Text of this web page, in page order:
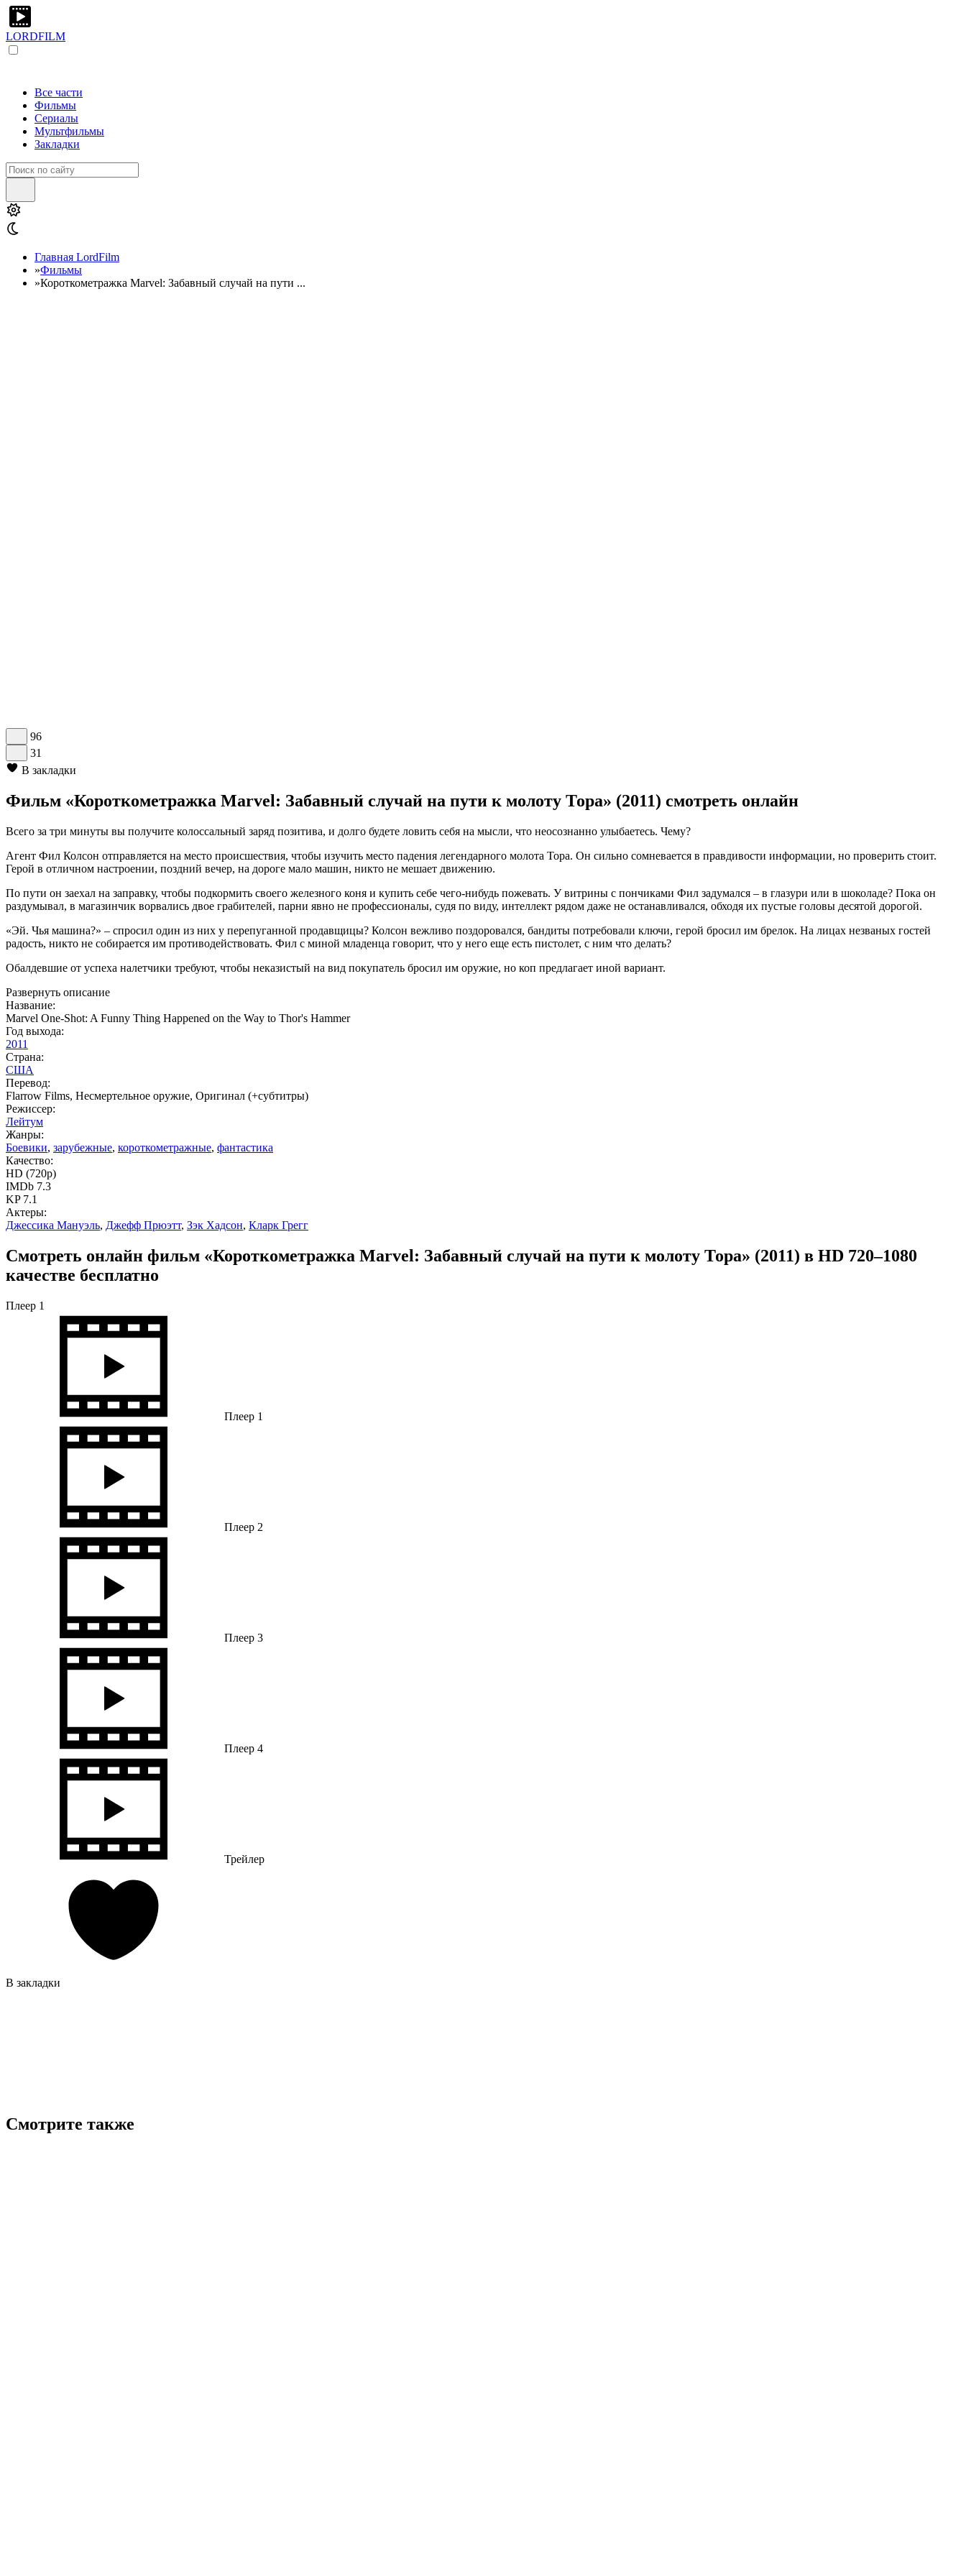
LORDFILM
Все части
Фильмы
Сериалы
Мультфильмы
Закладки
Главная LordFilm
»Фильмы
»Короткометражка Marvel: Забавный случай на пути ...
96
31
В закладки
Фильм «Короткометражка Marvel: Забавный случай на пути к молоту Тора» (2011) смотреть онлайн
Всего за три минуты вы получите колоссальный заряд позитива, и долго будете ловить себя на мысли, что неосознанно улыбаетесь. Чему?
Агент Фил Колсон отправляется на место происшествия, чтобы изучить место падения легендарного молота Тора. Он сильно сомневается в правдивости информации, но проверить стоит.
Герой в отличном настроении, поздний вечер, на дороге мало машин, никто не мешает движению.
По пути он заехал на заправку, чтобы подкормить своего железного коня и купить себе чего-нибудь пожевать. У витрины с пончиками Фил задумался – в глазури или в шоколаде? Пока он
раздумывал, в магазинчик ворвались двое грабителей, парни явно не профессионалы, судя по виду, интеллект рядом даже не останавливался, обходя их пустые головы десятой дорогой.
«Эй. Чья машина?» – спросил один из них у перепуганной продавщицы? Колсон вежливо поздоровался, бандиты потребовали ключи, герой бросил им брелок. На лицах незваных гостей
радость, никто не собирается им противодействовать. Фил с миной младенца говорит, что у него еще есть пистолет, с ним что делать?
Обалдевшие от успеха налетчики требуют, чтобы неказистый на вид покупатель бросил им оружие, но коп предлагает иной вариант.
Развернуть описание
Название:
Marvel One-Shot: A Funny Thing Happened on the Way to Thor's Hammer
Год выхода:
2011
Страна:
США
Перевод:
Flarrow Films, Несмертельное оружие, Оригинал (+субтитры)
Режиссер:
Лейтум
Жанры:
Боевики, зарубежные, короткометражные, фантастика
Качество:
HD (720p)
IMDb 7.3
KP 7.1
Актеры:
Джессика Мануэль, Джефф Прюэтт, Зэк Хадсон, Кларк Грегг
Смотреть онлайн фильм «Короткометражка Marvel: Забавный случай на пути к молоту Тора» (2011) в HD 720–1080
качестве бесплатно
Плеер 1
Плеер 1
Плеер 2
Плеер 3
Плеер 4
Трейлер
В закладки
Смотрите также